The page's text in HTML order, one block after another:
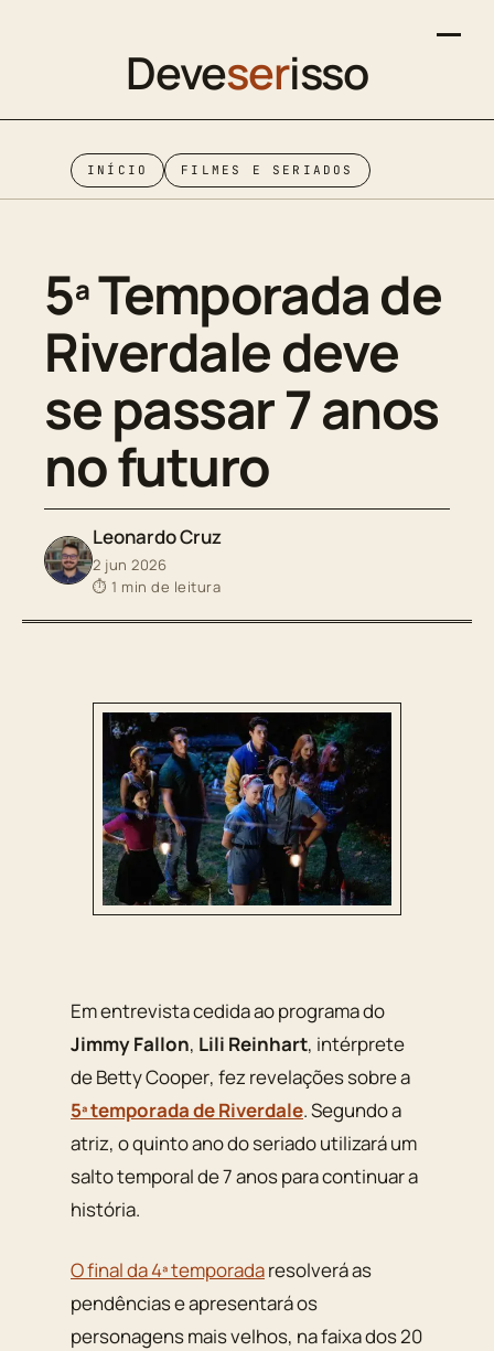
Deveserisso
INÍCIO FILMES E SERIADOS
5ª Temporada de
Riverdale deve
se passar 7 anos
no futuro
Leonardo Cruz
2 jun 2026
⏱ 1 min de leitura
Em entrevista cedida ao programa do
Jimmy Fallon, Lili Reinhart, intérprete
deBetty Cooper, fez revelações sobre a
5ª temporada de Riverdale. Segundo a
atriz, o quinto ano do seriado utilizará um
salto temporal de 7 anos para continuar a
história.
O final da 4ª temporadaresolverá as
pendências e apresentará os
personagens mais velhos, na faixa dos 20